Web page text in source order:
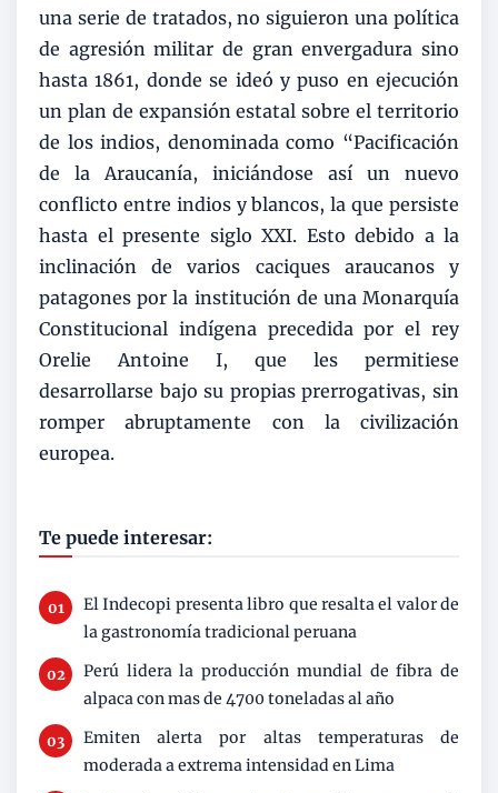
una serie de tratados, no siguieron una política
de agresión militar de gran envergadura sino
hasta 1861, donde se ideó y puso en ejecución
un plan de expansión estatal sobre el territorio
de los indios, denominada como “Pacificación
de la Araucanía, iniciándose así un nuevo
conflicto entre indios y blancos, la que persiste
hasta el presente siglo XXI. Esto debido a la
inclinación de varios caciques araucanos y
patagones por la institución de una Monarquía
Constitucional indígena precedida por el rey
Orelie Antoine I, que les permitiese
desarrollarse bajo su propias prerrogativas, sin
romper abruptamente con la civilización
europea.
Te puede interesar:
El Indecopi presenta libro que resalta el valor de
la gastronomía tradicional peruana
Perú lidera la producción mundial de fibra de
alpaca con mas de 4700 toneladas al año
Emiten alerta por altas temperaturas de
moderada a extrema intensidad en Lima